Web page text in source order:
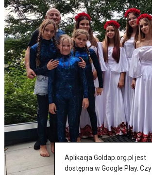
Aplikacja Goldap.org.pl jest
dostępna w Google Play. Czy